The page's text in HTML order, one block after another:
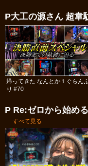
P大工の源さん 超韋
帰ってきた なんとか１ぐらん
り #70
P Re:ゼロから始め
すべて見る